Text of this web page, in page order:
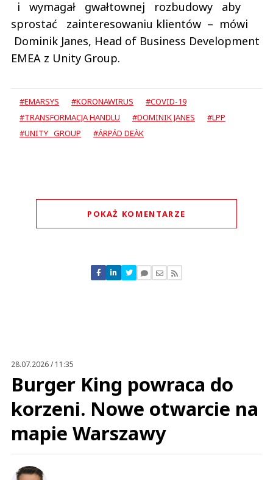
i wymagał gwałtownej rozbudowy aby
sprostać zainteresowaniu klientów – mówi
Dominik Janes, Head of Business Development
EMEA z Unity Group.
#EMARSYS #KORONAWIRUS
#COVID-19
#TRANSFORMACJA HANDLU
#DOMINIK JANES
#LPP
#UNITY GROUP
#ÁRPÁD DEÀK
POKAŻ KOMENTARZE
Tylko że LPP miało już przygotowany kanał ecommerce, dzięki czemu
rogal
0
28.07.2026 / 11:35
Burger King powraca do
korzeni. Nowe otwarcie na
mapie Warszawy